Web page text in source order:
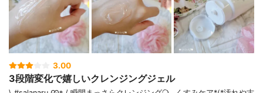
3.00
3段階変化で嬉しいクレンジングジェル